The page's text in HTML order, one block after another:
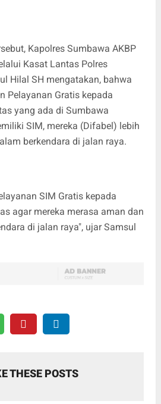
Kapolres Sumbawa AKBP
Kasat Lantas Polres
Hilal SH mengatakan, bahwa
Pelayanan Gratis kepada
yang ada di Sumbawa
SIM, mereka (Difabel) lebih
berkendara di jalan raya.
SIM Gratis kepada
agar mereka merasa aman dan
di jalan raya", ujar Samsul
THESE POSTS